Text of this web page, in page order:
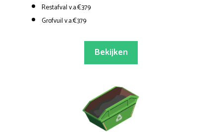
Restafval v.a.€379
Grofvuil v.a.€379
Bekijken